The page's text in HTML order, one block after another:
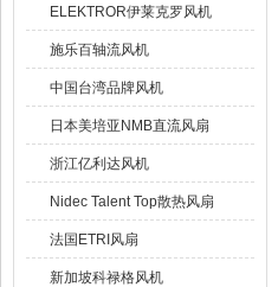
ELEKTROR伊莱克罗风机
施乐百轴流风机
中国台湾品牌风机
日本美培亚NMB直流风扇
浙江亿利达风机
Nidec Talent Top散热风扇
法国ETRI风扇
新加坡科禄格风机